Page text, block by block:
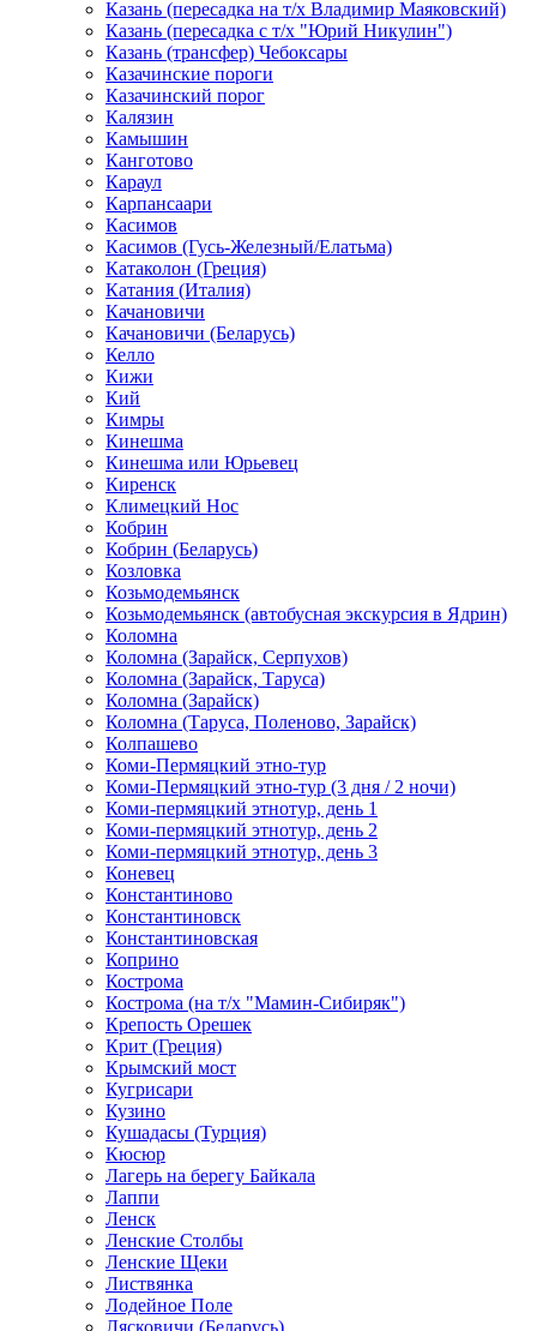
Казань (пересадка на т/х Владимир Маяковский)
Казань (пересадка с т/х "Юрий Никулин")
Казань (трансфер) Чебоксары
Казачинские пороги
Казачинский порог
Калязин
Камышин
Канготово
Караул
Карпансаари
Касимов
Касимов (Гусь-Железный/Елатьма)
Катаколон (Греция)
Катания (Италия)
Качановичи
Качановичи (Беларусь)
Келло
Кижи
Кий
Кимры
Кинешма
Кинешма или Юрьевец
Киренск
Климецкий Нос
Кобрин
Кобрин (Беларусь)
Козловка
Козьмодемьянск
Козьмодемьянск (автобусная экскурсия в Ядрин)
Коломна
Коломна (Зарайск, Серпухов)
Коломна (Зарайск, Таруса)
Коломна (Зарайск)
Коломна (Таруса, Поленово, Зарайск)
Колпашево
Коми-Пермяцкий этно-тур
Коми-Пермяцкий этно-тур (3 дня / 2 ночи)
Коми-пермяцкий этнотур, день 1
Коми-пермяцкий этнотур, день 2
Коми-пермяцкий этнотур, день 3
Коневец
Константиново
Константиновск
Константиновская
Коприно
Кострома
Кострома (на т/х "Мамин-Сибиряк")
Крепость Орешек
Крит (Греция)
Крымский мост
Кугрисари
Кузино
Кушадасы (Турция)
Кюсюр
Лагерь на берегу Байкала
Лаппи
Ленск
Ленские Столбы
Ленские Щеки
Листвянка
Лодейное Поле
Лясковичи (Беларусь)